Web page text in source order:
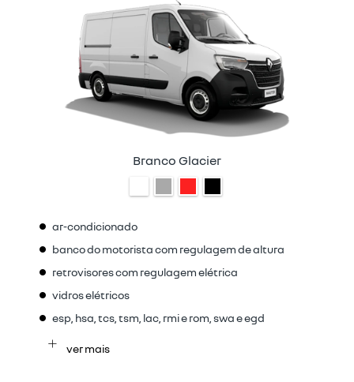
Branco Glacier
ar-condicionado
banco do motorista com regulagem de altura
retrovisores com regulagem elétrica
vidros elétricos
esp, hsa, tcs, tsm, lac, rmi e rom, swa e egd
ver mais